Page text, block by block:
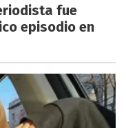
fue
episodio en